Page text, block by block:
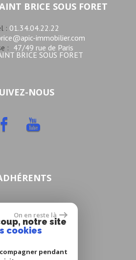
BRICE SOUS FORET
: 01.34.04.22.22
immobilier.com
: 47/49 rue de Paris
BRICE SOUS FORET
NOUS
On en reste là
notre site
cookies
pendant